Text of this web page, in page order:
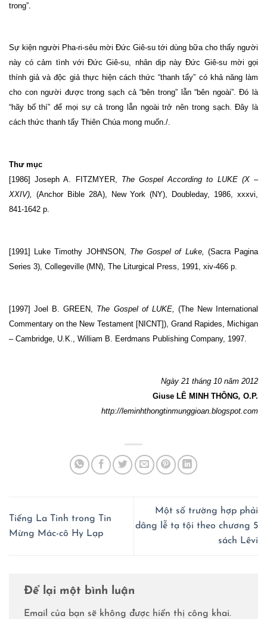
trong”.
Sự kiện người Pha-ri-sêu mời Đức Giê-su tới dùng bữa cho thấy người
này có cảm tình với Đức Giê-su, nhân dịp này Đức Giê-su mời gọi
thính giả và độc giả thực hiện cách thức “thanh tẩy” có khả năng làm
cho con người được trong sạch cả “bên trong” lẫn “bên ngoài”. Đó là
“hãy bố thí” để mọi sự cả trong lẫn ngoài trở nên trong sạch. Đây là
cách thức thanh tẩy Thiên Chúa mong muốn./.
Thư mục
[1986] Joseph A. FITZMYER, The Gospel According to LUKE (X –
XXIV), (Anchor Bible 28A), New York (NY), Doubleday, 1986, xxxvi,
841-1642 p.
[1991] Luke Timothy JOHNSON, The Gospel of Luke, (Sacra Pagina
Series 3), Collegeville (MN), The Liturgical Press, 1991, xiv-466 p.
[1997] Joel B. GREEN, The Gospel of LUKE,
(The New International
Commentary on the New Testament [NICNT]), Grand Rapides
Michigan
– Cambridge U.K. , William B. Eerdmans Publishing Company, 1997.
Ngày 21 tháng 10 năm 2012
Giuse LÊ MINH THÔNG, O.P.
http://leminhthongtinmunggioan.blogspot.com
Tiếng La Tinh trong Tin
Mừng Mác-cô Hy Lạp
Một số trường hợp phải
dâng lễ tạ tội theo chương 5
sách Lêvi
Để lại một bình luận
Email của bạn sẽ không được hiển thị công khai.